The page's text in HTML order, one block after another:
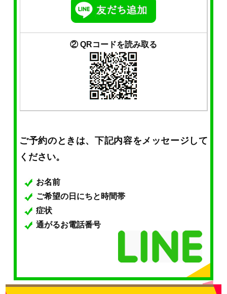
② QRコードを読み取る
ご予約のときは、下記内容をメッセージして
ください。
お名前
ご希望の日にちと時間帯
症状
通がるお電話番号